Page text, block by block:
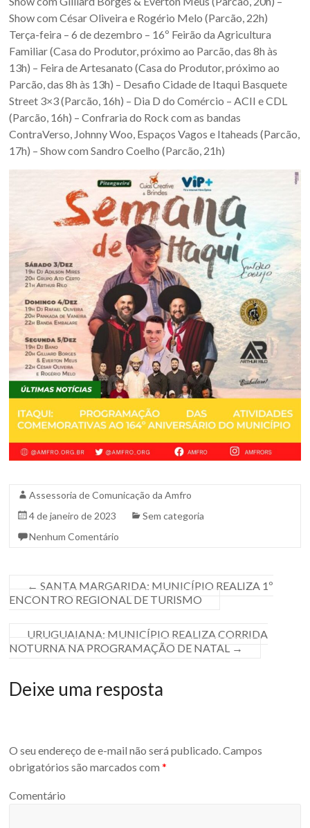
Show com César Oliveira e Rogério Melo (Parcão, 22h)
Terça-feira – 6 de dezembro – 16º Feirão da Agricultura
Familiar (Casa do Produtor, próximo ao Parcão, das 8h às
13h) – Feira de Artesanato (Casa do Produtor, próximo ao
Parcão, das 8h às 13h) – Desafio Cidade de Itaqui Basquete
Street 3×3 (Parcão, 16h) – Dia D do Comércio – ACII e CDL
(Parcão, 16h) – Confraria do Rock com as bandas
ContraVerso, Johnny Woo, Espaços Vagos e Itaheads (Parcão,
17h) – Show com Sandro Coelho (Parcão, 21h)
Assessoria de Comunicação da Amfro
4 de janeiro de 2023
Sem categoria
Nenhum Comentário
← SANTA MARGARIDA: MUNICÍPIO REALIZA 1º
ENCONTRO REGIONAL DE TURISMO
URUGUAIANA: MUNICÍPIO REALIZA CORRIDA
NOTURNA NA PROGRAMAÇÃO DE NATAL →
Deixe uma resposta
O seu endereço de e-mail não será publicado. Campos
obrigatórios são marcados com*
Comentário